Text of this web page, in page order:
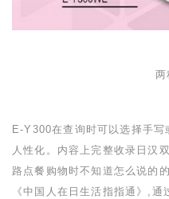
两
E-Y300在查询时可以选择手写
人性化。内容上完整收录日汉
路点餐购物时不知道怎么说的
《中国人在日生活指指通》,